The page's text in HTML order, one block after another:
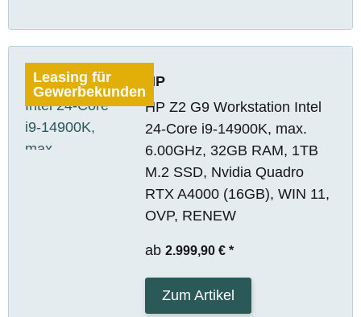
Leasing für
Gewerbekunden
HP
HP Z2 G9 Workstation Intel
24-Core i9-14900K, max.
6.00GHz, 32GB RAM, 1TB
M.2 SSD, Nvidia Quadro
RTX A4000 (16GB), WIN 11,
OVP, RENEW
ab 2.999,90 € *
Zum Artikel